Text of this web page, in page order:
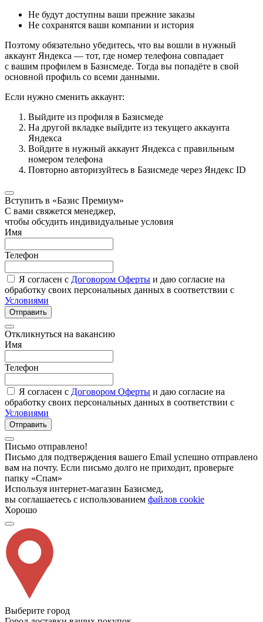
Не будут доступны ваши прежние заказы
Не сохранятся ваши компании и история
Поэтому обязательно убедитесь, что вы вошли в нужный
аккаунт Яндекса — тот, где номер телефона совпадает
с вашим профилем в Базисмеде. Тогда вы попадёте в свой
основной профиль со всеми данными.
Если нужно сменить аккаунт:
Выйдите из профиля в Базисмеде
На другой вкладке выйдите из текущего аккаунта
Яндекса
Войдите в нужный аккаунт Яндекса с правильным
номером телефона
Повторно авторизуйтесь в Базисмеде через Яндекс ID
Вступить в «Базис Премиум»
С вами свяжется менеджер,
чтобы обсудить индивидуальные условия
Имя
Телефон
Я согласен с Договором Оферты и даю согласие на
обработку своих персональных данных в соответствии с
Условиями
Отправить
Откликнуться на вакансию
Имя
Телефон
Я согласен с Договором Оферты и даю согласие на
обработку своих персональных данных в соответствии с
Условиями
Отправить
Письмо отправлено!
Письмо для подтверждения вашего Email успешно отправлено
вам на почту. Если письмо долго не приходит, проверьте
папку «Спам»
Используя интернет-магазин Базисмед,
вы соглашаетесь с использованием файлов cookie
Хорошо
Выберите город